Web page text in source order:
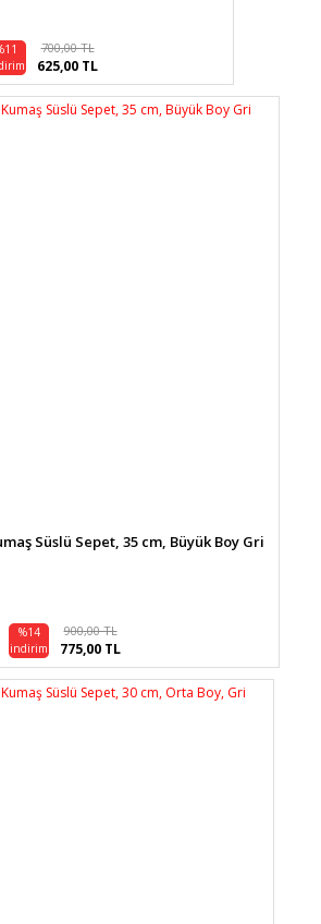
700,00 TL
625,00 TL
Süslü Sepet, 35 cm, Büyük Boy Gri
%14
indirim
900,00 TL
775,00 TL